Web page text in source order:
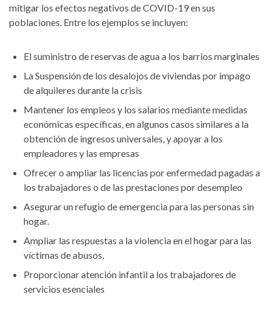
mitigar los efectos negativos de COVID-19 en sus
poblaciones. Entre los ejemplos se incluyen:
El suministro de reservas de agua a los barrios marginales
La Suspensión de los desalojos de viviendas por impago
de alquileres durante la crisis
Mantener los empleos y los salarios mediante medidas
económicas específicas, en algunos casos similares a la
obtención de ingresos universales, y apoyar a los
empleadores y las empresas
Ofrecer o ampliar las licencias por enfermedad pagadas a
los trabajadores o de las prestaciones por desempleo
Asegurar un refugio de emergencia para las personas sin
hogar.
Ampliar las respuestas a la violencia en el hogar para las
víctimas de abusos.
Proporcionar atención infantil a los trabajadores de
servicios esenciales